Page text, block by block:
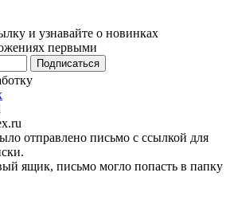
и узнавайте о новинках
первыми
отправлено письмо с ссылкой для
ящик, письмо могло попасть в папку